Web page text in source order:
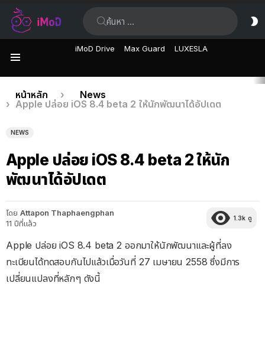
iMoD Drive Max Guard LUXESLA
เรื่อง
ล่าสุด
คุณอยู่ที่นี่:
หน้าหลัก
News
Apple ปล่อย iOS 8.4 beta 2 ให้นักพัฒนาได้อัปเดต
NEWS
Apple ปล่อย iOS 8.4 beta 2 ให้นัก
พัฒนาได้อัปเดต
โดย Attapon Thaphaengphan
11 ปีที่แล้ว
1.3k ดู
Apple ปล่อย iOS 8.4 beta 2 ออกมาให้นักพัฒนาและผู้ที่ลง
ทะเบียนได้ทดสอบกันไปแล้วเมื่อวันที่ 27 เมษายน 2558 ซึ่งมีการ
เปลี่ยนแปลงที่หลักๆ ดังนี้